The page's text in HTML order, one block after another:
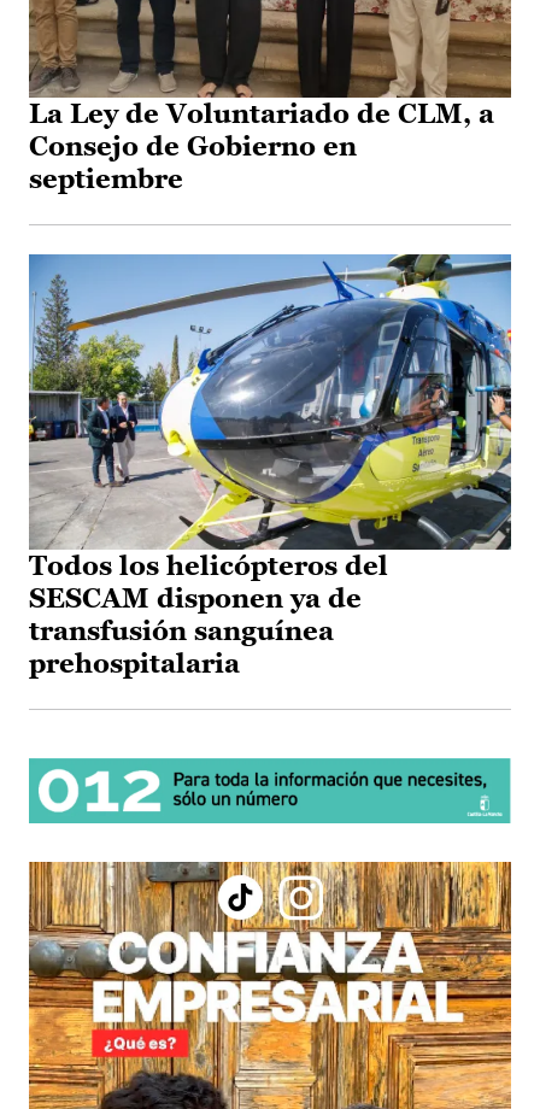
La Ley de Voluntariado de CLM, a
Consejo de Gobierno en
septiembre
Todos los helicópteros del
SESCAM disponen ya de
transfusión sanguínea
prehospitalaria